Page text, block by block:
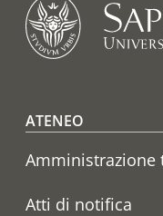
Footer
ATENEO
Amministrazione
Atti di notifica